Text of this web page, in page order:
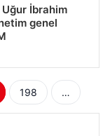
İbrahim
genel
198
…